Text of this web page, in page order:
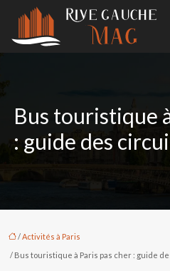
Bus touristique
: guide des
/Activités à Paris
/ Bus touristique à Paris pas cher : guide